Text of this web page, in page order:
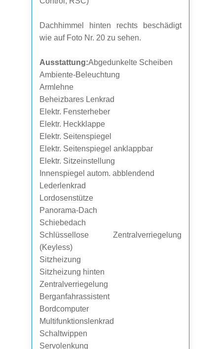
Dachhimmel hinten rechts beschädigt
wie auf Foto Nr. 20 zu sehen.
Ausstattung:Abgedunkelte Scheiben
Ambiente-Beleuchtung
Armlehne
Beheizbares Lenkrad
Elektr. Fensterheber
Elektr. Heckklappe
Elektr. Seitenspiegel
Elektr. Seitenspiegel anklappbar
Elektr. Sitzeinstellung
Innenspiegel autom. abblendend
Lederlenkrad
Lordosenstütze
Panorama-Dach
Schiebedach
Schlüssellose Zentralverriegelung
(Keyless)
Sitzheizung
Sitzheizung hinten
Zentralverriegelung
Berganfahrassistent
Bordcomputer
Multifunktionslenkrad
Schaltwippen
Servolenkung